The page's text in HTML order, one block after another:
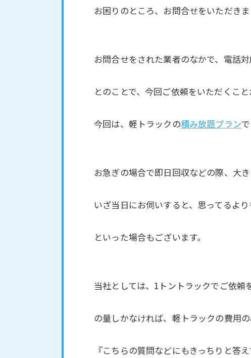
お困りのところ、お問合せをいただきま
お問合せをされた業者のなかで、電話
とのことで、今回ご依頼をいただくこと
今回は、軽トラックの積み放題プラン
お急ぎの場合で即日回収などの際、大
いざ当日にお伺いすると、思ってるよ
といった場合もございます。
当社としては、1トントラックでご依
の量しかなければ、軽トラックの費用の
『こちらの質問などにもきっちりと答